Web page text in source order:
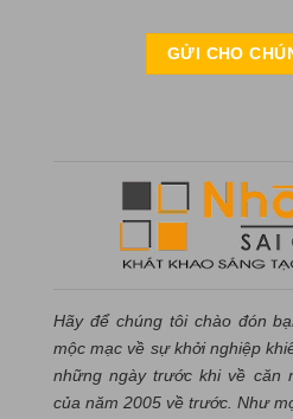
Hãy để chúng tôi chào đón
mộc mạc về sự khởi nghiệp
những ngày trước khi về căn
của năm 2005 về trước. Như